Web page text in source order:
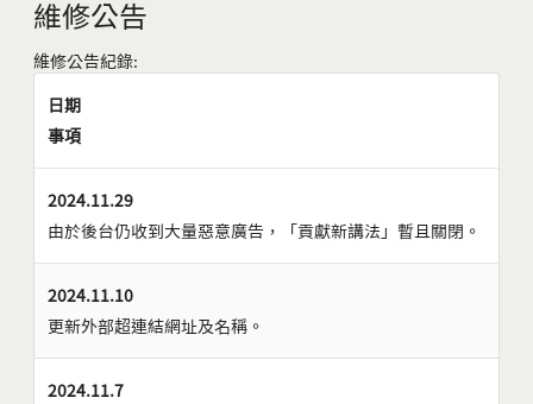
維修公告
維修公告紀錄:
日期
事項
2024.11.29
由於後台仍收到大量惡意廣告，「貢獻新講法」暫且關閉。
2024.11.10
更新外部超連結網址及名稱。
2024.11.7